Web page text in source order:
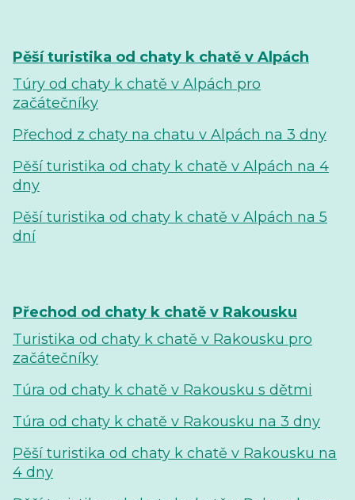
Pěší turistika od chaty k chatě v Alpách
Túry od chaty k chatě v Alpách pro
začátečníky
Přechod z chaty na chatu v Alpách na 3 dny
Pěší turistika od chaty k chatě v Alpách na 4
dny
Pěší turistika od chaty k chatě v Alpách na 5
dní
Přechod od chaty k chatě v Rakousku
Turistika od chaty k chatě v Rakousku pro
začátečníky
Túra od chaty k chatě v Rakousku s dětmi
Túra od chaty k chatě v Rakousku na 3 dny
Pěší turistika od chaty k chatě v Rakousku na
4 dny